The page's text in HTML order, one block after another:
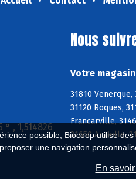
possible, Biocoop utilise
une navigation
En
° , 1,514826
Nous
Votre
31810 Venerque,
31120 Roques,
Francarville,
31650 Auzielle,